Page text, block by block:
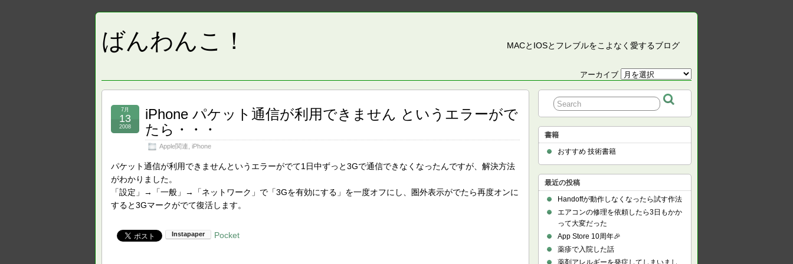
ばんわんこ！ MACとIOSとフレブルをこよなく愛するブログ
アーカイブ
カ
ブ
iPhone パケット通信が利用できません というエラーがで
たら・・・
Apple関連 iPhone
7月
13
2008
パケット通信が利用できませんというエラーがでて1日中ずっと3Gで通信できなくなったんですが、解決方法
がわかりました。
「設定」→「一般」→「ネットワーク」で「3Gを有効にする」を一度オフにし、圏外表示がでたら再度オンに
すると3Gマークがでて復活します。
Pocket
書籍
おすすめ 技術書籍
最近の投稿
Handoffが動作しなくなったら試す作法
エアコンの修理を依頼したら3日もかか
って大変だった
App Store 10周年🎉
薬疹で入院した話
薬剤アレルギーを発症してしまいまし